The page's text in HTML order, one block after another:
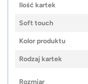
Ilość kartek
Soft touch
Kolor produktu
Rodzaj kartek
Rozmiar